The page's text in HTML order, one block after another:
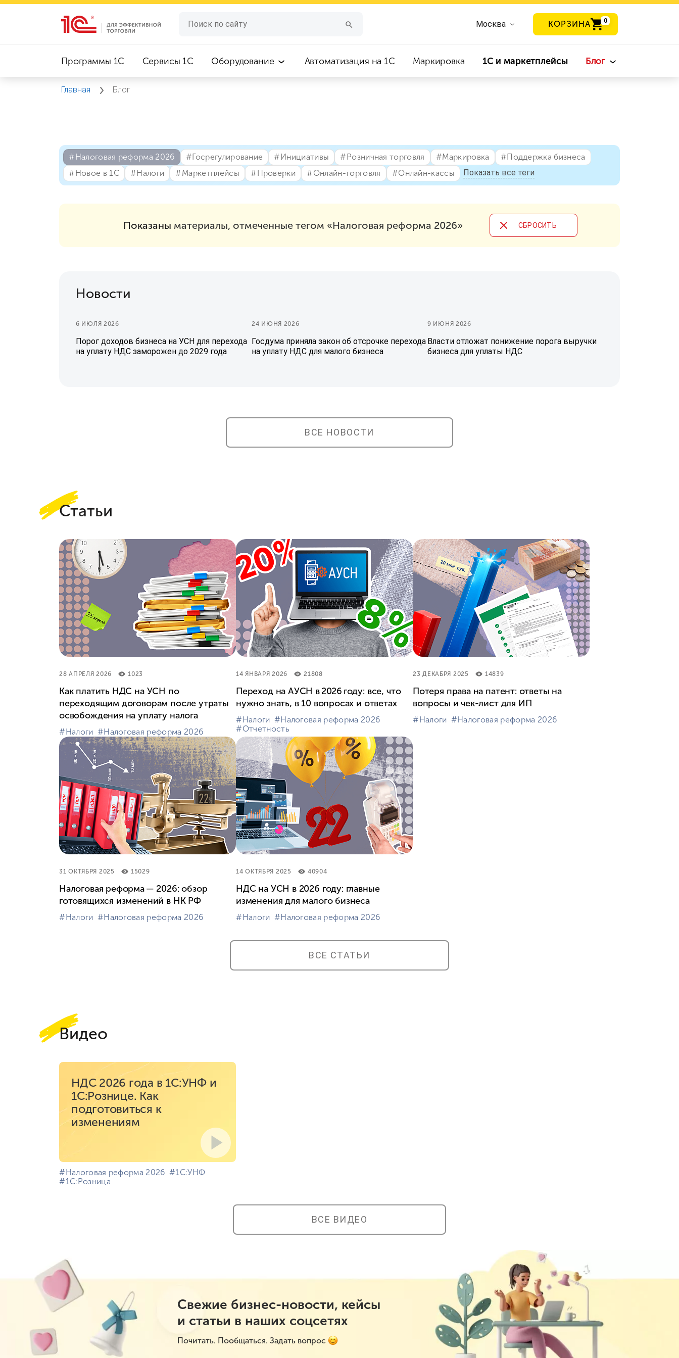
Москва КОРЗИНА 0
Программы 1C Сервисы 1C Оборудование Автоматизация на 1С Маркировка 1С и маркетплейсы Блог
Главная Блог
#⁣Налоговая реформа 2026 #⁣Госрегулирование #⁣Инициативы #⁣Розничная торговля #⁣Маркировка
#⁣Поддержка бизнеса
#⁣Новое в 1С
#⁣Налоги #⁣Маркетплейсы #⁣Проверки #⁣Онлайн-торговля #⁣Онлайн-кассы Показать все теги
Показаны материалы, отмеченные тегом «Налоговая реформа 2026» CБРОСИТЬ
Новости
6 ИЮЛЯ 2026
Порог доходов бизнеса на УСН для перехода
на уплату НДС заморожен до 2029 года
24 ИЮНЯ 2026
Госдума приняла закон об отсрочке перехода
на уплату НДС для малого бизнеса
9 ИЮНЯ 2026
Власти отложат понижение порога выручки
бизнеса для уплаты НДС
ВСЕ НОВОСТИ
Статьи
28 АПРЕЛЯ 2026 1023
Как платить НДС на УСН по
переходящим договорам после утраты
освобождения на уплату налога
#⁣Налоги #⁣Налоговая реформа 2026
14 ЯНВАРЯ 2026 21808
Переход на АУСН в 2026 году: все, что
нужно знать, в 10 вопросах и ответах
#⁣Налоги #⁣Налоговая реформа 2026
#⁣Отчетность
23 ДЕКАБРЯ 2025 14839
Потеря права на патент: ответы на
вопросы и чек-лист для ИП
#⁣Налоги #⁣Налоговая реформа 2026
31 ОКТЯБРЯ 2025 15029
Налоговая реформа — 2026: обзор
готовящихся изменений в НК РФ
#⁣Налоги #⁣Налоговая реформа 2026
14 ОКТЯБРЯ 2025 40904
НДС на УСН в 2026 году: главные
изменения для малого бизнеса
#⁣Налоги #⁣Налоговая реформа 2026
ВСЕ СТАТЬИ
Видео
НДС 2026 года в 1С:УНФ и
1С:Рознице. Как
подготовиться к
изменениям
#⁣Налоговая реформа 2026 #⁣1С:УНФ
#⁣1С:Розница
ВСЕ ВИДЕО
Свежие бизнес-новости, кейсы
и статьи в наших соцсетях
Почитать. Пообщаться. Задать вопрос